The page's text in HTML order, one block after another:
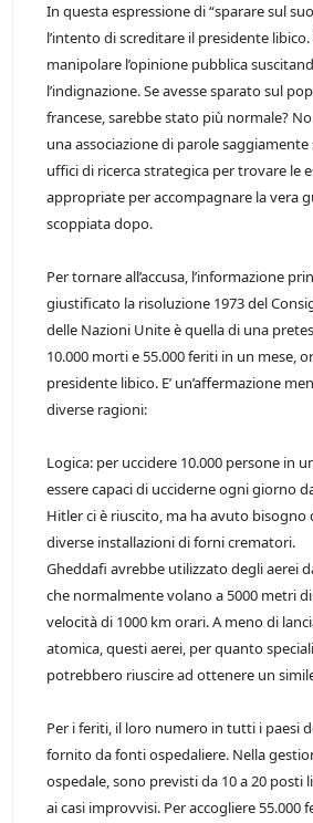
In questa espressione di “sparare sul
l’intento di screditare il presidente libico.
manipolare l’opinione pubblica
l’indignazione. Se avesse sparato sul
francese, sarebbe stato più normale?
una associazione di parole
uffici di ricerca strategica per trovare le
appropriate per accompagnare la vera
scoppiata dopo.
Per tornare all’accusa, l’informazione
giustificato la risoluzione 1973 del
delle Nazioni Unite è quella di una
10.000 morti e 55.000 feriti in un mese,
presidente libico. E’ un’affermazione
diverse ragioni:
Logica: per uccidere 10.000 persone in
essere capaci di ucciderne ogni giorno
Hitler ci è riuscito, ma ha avuto bisogno
diverse installazioni di forni crematori.
Gheddafi avrebbe utilizzato degli aerei
che normalmente volano a 5000 metri
velocità di 1000 km orari. A meno di
atomica, questi aerei, per quanto
potrebbero riuscire ad ottenere un
Per i feriti, il loro numero in tutti i paesi
fornito da fonti ospedaliere. Nella
ospedale, sono previsti da 10 a 20 posti
ai casi improvvisi. Per accogliere 55.000